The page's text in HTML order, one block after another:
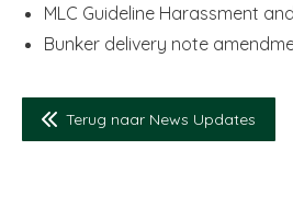
MLC Guideline Harassment
Bunker delivery note
Terug naar News Updates